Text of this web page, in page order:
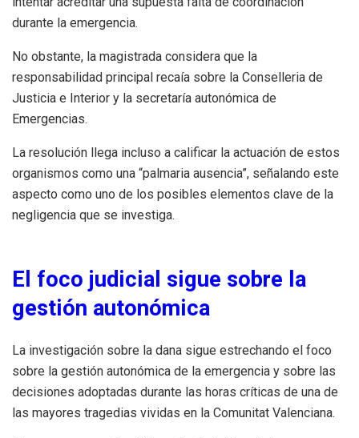
durante la emergencia.
No obstante, la magistrada considera que la
responsabilidad principal recaía sobre la Conselleria de
Justicia e Interior y la secretaría autonómica de
Emergencias.
La resolución llega incluso a calificar la actuación de estos
organismos como una “palmaria ausencia”, señalando este
aspecto como uno de los posibles elementos clave de la
negligencia que se investiga.
El foco judicial sigue sobre la
gestión autonómica
La investigación sobre la dana sigue estrechando el foco
sobre la gestión autonómica de la emergencia y sobre las
decisiones adoptadas durante las horas críticas de una de
las mayores tragedias vividas en la Comunitat Valenciana.